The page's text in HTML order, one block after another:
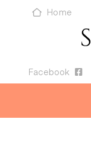
Home
Facebook